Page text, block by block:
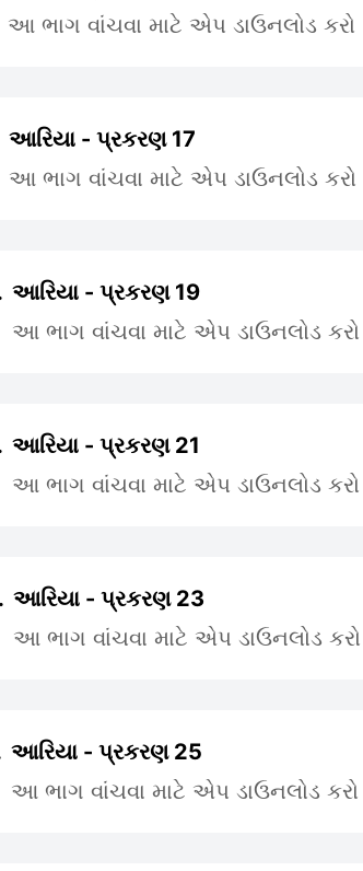
આ ભાગ વાંચવા માટે એપ ડાઉનલોડ કરો
આરિયા - પ્રકરણ 17
આ ભાગ વાંચવા માટે એપ ડાઉનલોડ કરો
આરિયા - પ્રકરણ 19
આ ભાગ વાંચવા માટે એપ ડાઉનલોડ કરો
આરિયા - પ્રકરણ 21
આ ભાગ વાંચવા માટે એપ ડાઉનલોડ કરો
આરિયા - પ્રકરણ 23
આ ભાગ વાંચવા માટે એપ ડાઉનલોડ કરો
આરિયા - પ્રકરણ 25
આ ભાગ વાંચવા માટે એપ ડાઉનલોડ કરો